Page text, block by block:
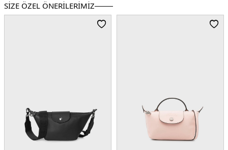
SİZE ÖZEL ÖNERİLERİMİZ